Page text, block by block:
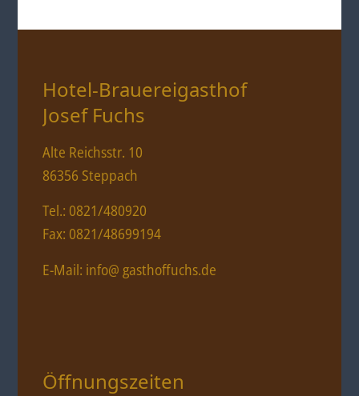
Hotel-Brauereigasthof
Josef Fuchs
Alte Reichsstr. 10
86356 Steppach
Tel.: 0821/480920
Fax: 0821/48699194
E-Mail: info@ gasthoffuchs.de
Öffnungszeiten